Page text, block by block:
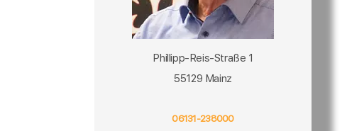
Phillipp-Reis-Straße 1
55129 Mainz
06131-238000